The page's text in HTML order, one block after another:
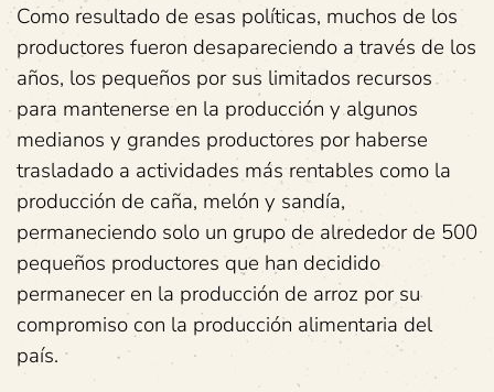
Como resultado de esas políticas, muchos de los
productores fueron desapareciendo a través de los
años, los pequeños por sus limitados recursos
para mantenerse en la producción y algunos
medianos y grandes productores por haberse
trasladado a actividades más rentables como la
producción de caña, melón y sandía,
permaneciendo solo un grupo de alrededor de 500
pequeños productores que han decidido
permanecer en la producción de arroz por su
compromiso con la producción alimentaria del
país.